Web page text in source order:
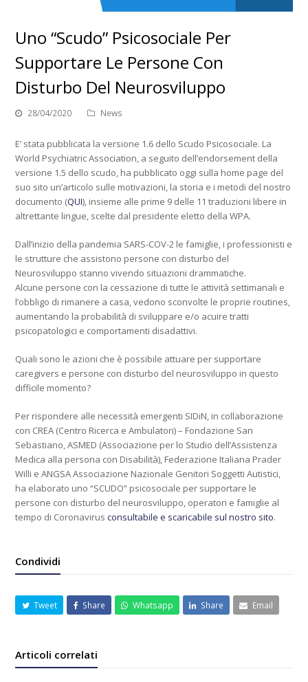
Uno “Scudo” Psicosociale Per
Supportare Le Persone Con
Disturbo Del Neurosviluppo
28/04/2020 News
E’ stata pubblicata la versione 1.6 dello Scudo Psicosociale. La
World Psychiatric Association, a seguito dell’endorsement della
versione 1.5 dello scudo, ha pubblicato oggi sulla home page del
suo sito un’articolo sulle motivazioni, la storia e i metodi del nostro
documento (QUI), insieme alle prime 9 delle 11 traduzioni libere in
altrettante lingue, scelte dal presidente eletto della WPA.
Dall’inizio della pandemia SARS-COV-2 le famiglie, i professionisti e
le strutture che assistono persone con disturbo del
Neurosviluppo stanno vivendo situazioni drammatiche.
Alcune persone con la cessazione di tutte le attività settimanali e
l’obbligo di rimanere a casa, vedono sconvolte le proprie routines,
aumentando la probabilità di sviluppare e/o acuire tratti
psicopatologici e comportamenti disadattivi.
Quali sono le azioni che è possibile attuare per supportare
caregivers e persone con disturbo del neurosviluppo in questo
difficile momento?
Per rispondere alle necessità emergenti SIDiN, in collaborazione
con CREA (Centro Ricerca e Ambulatori) – Fondazione San
Sebastiano, ASMED (Associazione per lo Studio dell’Assistenza
Medica alla persona con Disabilità), Federazione Italiana Prader
Willi e ANGSA Associazione Nazionale Genitori Soggetti Autistici,
ha elaborato uno “SCUDO” psicosociale per supportare le
persone con disturbo del neurosviluppo, operatori e famiglie al
tempo di Coronavirusconsultabile e scaricabile sul nostro sito.
Condividi
Tweet Share Whatsapp Share Email
Articoli correlati